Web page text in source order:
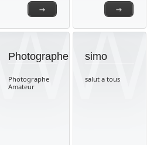
→
→
Photographe
Photographe
Amateur
simo
salut a tous